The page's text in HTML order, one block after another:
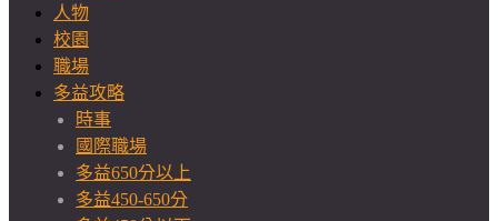
人物
校園
職場
多益攻略
時事
國際職場
多益650分以上
多益450-650分